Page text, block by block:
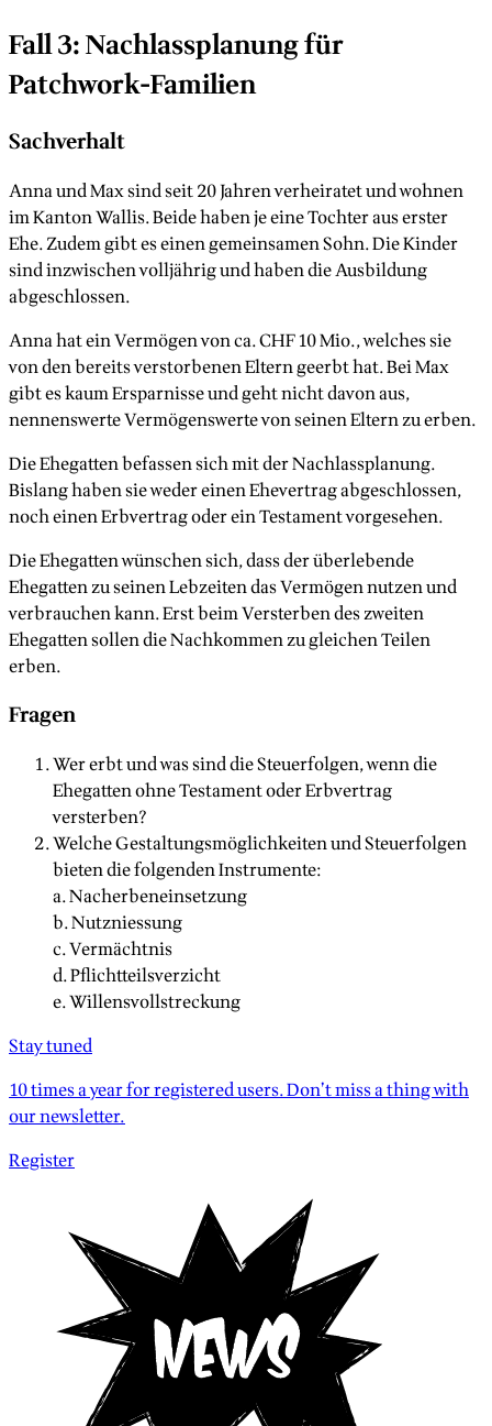
Fall 3: Nachlassplanung für
Patchwork-Familien
Sachverhalt
Anna und Max sind seit 20 Jahren verheiratet und wohnen
im Kanton Wallis. Beide haben je eine Tochter aus erster
Ehe. Zudem gibt es einen gemeinsamen Sohn. Die Kinder
sind inzwischen volljährig und haben die Ausbildung
abgeschlossen.
Anna hat ein Vermögen von ca. CHF 10 Mio., welches sie
von den bereits verstorbenen Eltern geerbt hat. Bei Max
gibt es kaum Ersparnisse und geht nicht davon aus,
nennenswerte Vermögenswerte von seinen Eltern zu erben.
Die Ehegatten befassen sich mit der Nachlassplanung.
Bislang haben sie weder einen Ehevertrag abgeschlossen,
noch einen Erbvertrag oder ein Testament vorgesehen.
Die Ehegatten wünschen sich, dass der überlebende
Ehegatten zu seinen Lebzeiten das Vermögen nutzen und
verbrauchen kann. Erst beim Versterben des zweiten
Ehegatten sollen die Nachkommen zu gleichen Teilen
erben.
Fragen
Wer erbt und was sind die Steuerfolgen, wenn die
Ehegatten ohne Testament oder Erbvertrag
versterben?
Welche Gestaltungsmöglichkeiten und Steuerfolgen
bieten die folgenden Instrumente:
a. Nacherbeneinsetzung
b. Nutzniessung
c. Vermächtnis
d. Pflichtteilsverzicht
e. Willensvollstreckung
Stay tuned
10 times a year for registered users. Don’t miss a thing with
our newsletter.
Register